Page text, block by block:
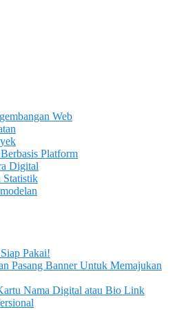
Web
Platform
Digital
Statistik
Pakai!
Pasang Banner Untuk Memajukan
Nama Digital atau Bio Link